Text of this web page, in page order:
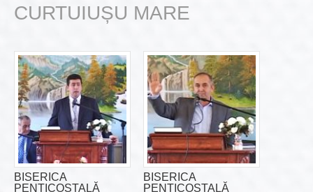
CURTUIUȘU MARE
BISERICA
PENTICOSTALĂ
BISERICA
PENTICOSTALĂ